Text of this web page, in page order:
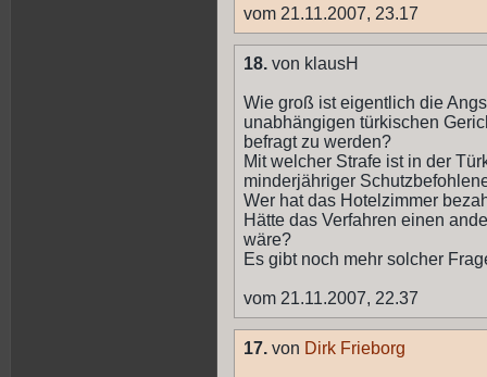
vom 21.11.2007, 23.17
18. von klausH
Wie groß ist eigentlich die
unabhängigen türkischen
befragt zu werden?
Mit welcher Strafe ist in der
minderjähriger
Wer hat das Hotelzimmer
Hätte das Verfahren einen
wäre?
Es gibt noch mehr solcher
vom 21.11.2007, 22.37
17. von Dirk Frieborg